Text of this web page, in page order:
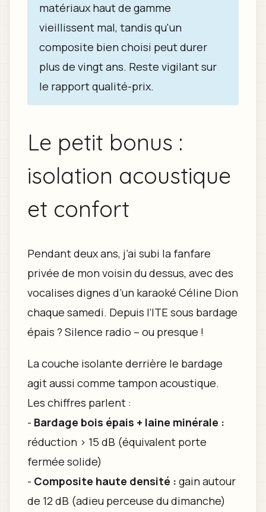
matériaux haut de gamme
vieillissent mal, tandis qu'un
composite bien choisi peut durer
plus de vingt ans. Reste vigilant sur
le rapport qualité-prix.
Le petit bonus :
isolation acoustique
et confort
Pendant deux ans, j’ai subi la fanfare
privée de mon voisin du dessus, avec des
vocalises dignes d’un karaoké Céline Dion
chaque samedi. Depuis l’ITE sous bardage
épais ? Silence radio – ou presque !
La couche isolante derrière le bardage
agit aussi comme tampon acoustique.
Les chiffres parlent :
- Bardage bois épais + laine minérale :
réduction > 15 dB (équivalent porte
fermée solide)
- Composite haute densité : gain autour
de 12 dB (adieu perceuse du dimanche)